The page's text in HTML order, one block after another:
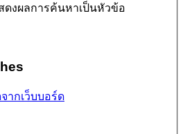
ดงผลการค้นหาเป็นหัวข้อ
ากเว็บบอร์ด